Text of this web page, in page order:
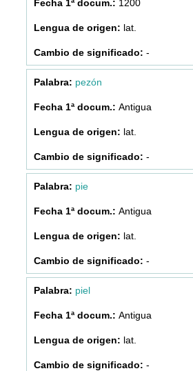
1200
lat.
-
pezón
Antigua
lat.
-
pie
Antigua
lat.
-
piel
Antigua
lat.
-